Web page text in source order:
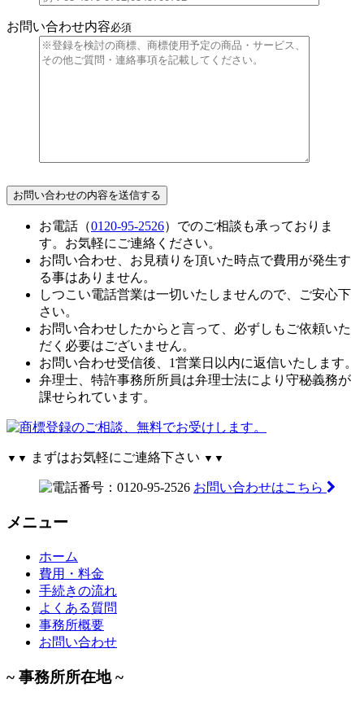
お問い合わせ内容必須
お電話（0120-95-2526）でのご相談も承っておりま
す。お気軽にご連絡ください。
お問い合わせ、お見積りを頂いた時点で費用が発生す
る事はありません。
しつこい電話営業は一切いたしませんので、ご安心下
さい。
お問い合わせしたからと言って、必ずしもご依頼いた
だく必要はございません。
お問い合わせ受信後、1営業日以内に返信いたします。
弁理士、特許事務所所員は弁理士法により守秘義務が
課せられています。
▼▼ まずはお気軽にご連絡下さい ▼▼
お問い合わせはこちら
メニュー
ホーム
費用・料金
手続きの流れ
よくある質問
事務所概要
お問い合わせ
~ 事務所所在地 ~